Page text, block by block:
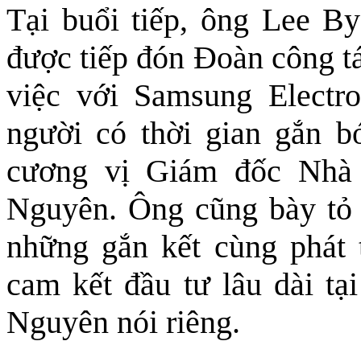
Tại buổi tiếp, ông Lee
được tiếp đón Đoàn công
việc với Samsung
người có thời gian gắn
cương vị Giám đốc
Nguyên. Ông cũng bày
những gắn kết cùng
cam kết đầu tư lâu dài
Nguyên nói riêng.